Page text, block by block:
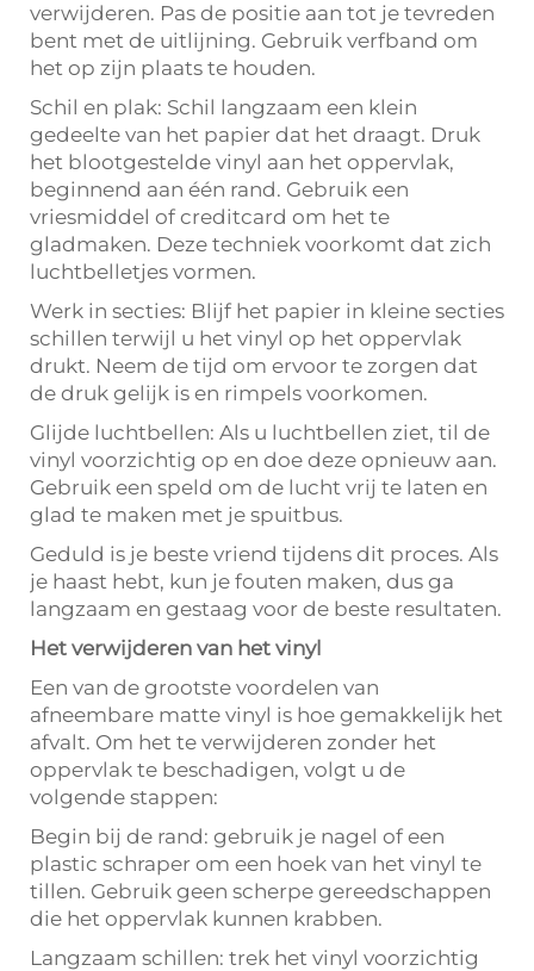
verwijderen. Pas de positie aan tot je tevreden
bent met de uitlijning. Gebruik verfband om
het op zijn plaats te houden.
Schil en plak: Schil langzaam een klein
gedeelte van het papier dat het draagt. Druk
het blootgestelde vinyl aan het oppervlak,
beginnend aan één rand. Gebruik een
vriesmiddel of creditcard om het te
gladmaken. Deze techniek voorkomt dat zich
luchtbelletjes vormen.
Werk in secties: Blijf het papier in kleine secties
schillen terwijl u het vinyl op het oppervlak
drukt. Neem de tijd om ervoor te zorgen dat
de druk gelijk is en rimpels voorkomen.
Glijde luchtbellen: Als u luchtbellen ziet, til de
vinyl voorzichtig op en doe deze opnieuw aan.
Gebruik een speld om de lucht vrij te laten en
glad te maken met je spuitbus.
Geduld is je beste vriend tijdens dit proces. Als
je haast hebt, kun je fouten maken, dus ga
langzaam en gestaag voor de beste resultaten.
Het verwijderen van het vinyl
Een van de grootste voordelen van
afneembare matte vinyl is hoe gemakkelijk het
afvalt. Om het te verwijderen zonder het
oppervlak te beschadigen, volgt u de
volgende stappen:
Begin bij de rand: gebruik je nagel of een
plastic schraper om een hoek van het vinyl te
tillen. Gebruik geen scherpe gereedschappen
die het oppervlak kunnen krabben.
Langzaam schillen: trek het vinyl voorzichtig